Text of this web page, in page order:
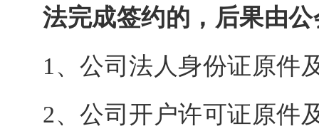
法完成签约的，后果由
1、公司法人身份证原件
2、公司开户许可证原件